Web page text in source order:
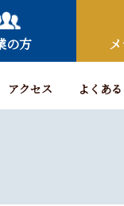
の方
アクセス よくあ